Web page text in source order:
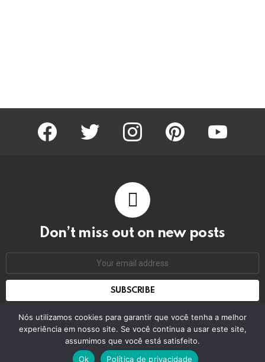
facebook twitter instagram pinterest youtube
Don’t miss out on new posts
© 2026 by bring the pixel. Remember to change this
Nós utilizamos cookies para garantir que você tenha a melhor
experiência em nosso site. Se você continua a usar este site,
assumimos que você está satisfeito.
Ok
Política de privacidade